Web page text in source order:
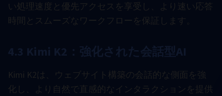
い処理速度と優先アクセスを享受し、より速い応答
時間とスムーズなワークフローを保証します。
4.3 Kimi K2：強化された会話型AI
Kimi K2は、ウェブサイト構築の会話的な側面を強
化し、より自然で直感的なインタラクションを提供